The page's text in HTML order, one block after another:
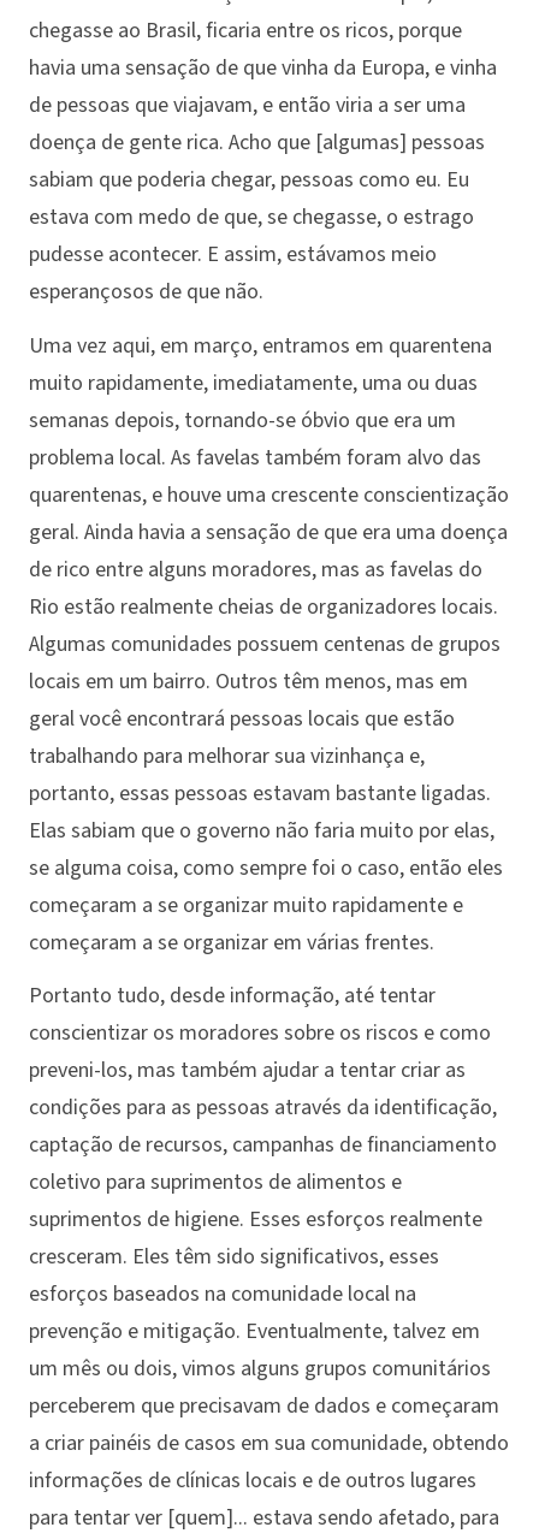
chegasse ao Brasil, ficaria entre os ricos, porque
havia uma sensação de que vinha da Europa, e vinha
de pessoas que viajavam, e então viria a ser uma
doença de gente rica. Acho que [algumas] pessoas
sabiam que poderia chegar, pessoas como eu. Eu
estava com medo de que, se chegasse, o estrago
pudesse acontecer. E assim, estávamos meio
esperançosos de que não.
Uma vez aqui, em março, entramos em quarentena
muito rapidamente, imediatamente, uma ou duas
semanas depois, tornando-se óbvio que era um
problema local. As favelas também foram alvo das
quarentenas, e houve uma crescente conscientização
geral. Ainda havia a sensação de que era uma doença
de rico entre alguns moradores, mas as favelas do
Rio estão realmente cheias de organizadores locais.
Algumas comunidades possuem centenas de grupos
locais em um bairro. Outros têm menos, mas em
geral você encontrará pessoas locais que estão
trabalhando para melhorar sua vizinhança e,
portanto, essas pessoas estavam bastante ligadas.
Elas sabiam que o governo não faria muito por elas,
se alguma coisa, como sempre foi o caso, então eles
começaram a se organizar muito rapidamente e
começaram a se organizar em várias frentes.
Portanto tudo, desde informação, até tentar
conscientizar os moradores sobre os riscos e como
preveni-los, mas também ajudar a tentar criar as
condições para as pessoas através da identificação,
captação de recursos, campanhas de financiamento
coletivo para suprimentos de alimentos e
suprimentos de higiene. Esses esforços realmente
cresceram. Eles têm sido significativos, esses
esforços baseados na comunidade local na
prevenção e mitigação. Eventualmente, talvez em
um mês ou dois, vimos alguns grupos comunitários
perceberem que precisavam de dados e começaram
a criar painéis de casos em sua comunidade, obtendo
informações de clínicas locais e de outros lugares
para tentar ver [quem]... estava sendo afetado, para